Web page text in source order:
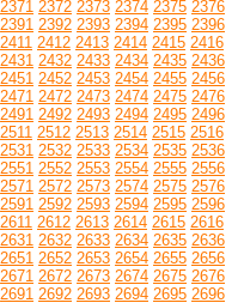
2371 2372 2373 2374 2375 2376
2391 2392 2393 2394 2395 2396
2411 2412 2413 2414 2415 2416
2431 2432 2433 2434 2435 2436
2451 2452 2453 2454 2455 2456
2471 2472 2473 2474 2475 2476
2491 2492 2493 2494 2495 2496
2511 2512 2513 2514 2515 2516
2531 2532 2533 2534 2535 2536
2551 2552 2553 2554 2555 2556
2571 2572 2573 2574 2575 2576
2591 2592 2593 2594 2595 2596
2611 2612 2613 2614 2615 2616
2631 2632 2633 2634 2635 2636
2651 2652 2653 2654 2655 2656
2671 2672 2673 2674 2675 2676
2691 2692 2693 2694 2695 2696